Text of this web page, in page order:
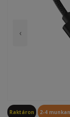
‹
Raktáron 2-4